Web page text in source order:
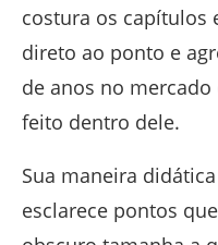
costura os capítulos
direto ao ponto e
de anos no
feito dentro dele.
Sua maneira
esclarece pontos